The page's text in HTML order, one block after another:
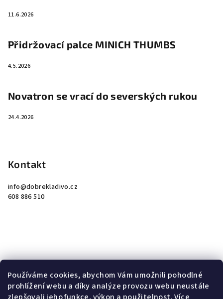
Používáme cookies, abychom Vám umožnili pohodlné
prohlížení webu a díky analýze provozu webu neustále
11.6.2026
Přidržovací palce MINICH THUMBS
4.5.2026
Novatron se vrací do severských rukou
24.4.2026
Kontakt
info@dobrekladivo.cz
608 886 510